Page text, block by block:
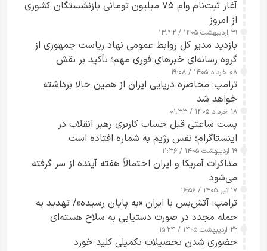
آغاز ثبت‌نام وام ۷۵ میلیون تومانی بازنشستگان کشوری
از امروز
۲۹ اردیبهشت ۱۴۰۵ / ۱۳:۴۲
بازدید مدیر کل روابط عمومی نهاد ریاست جمهوری از
گروه رسانه‌ای خبرهای فوری مهم؛ تأکید بر نقش
رسانه‌های هوشمند و مسئول در ارتقای آگاهی عمومی
۰۸ خرداد ۱۴۰۵ / ۱۹:۰۸
ترامپ: محاصره دریایی ایران از همین حالا برداشته
خواهد شد
۱۸ خرداد ۱۴۰۵ / ۰۱:۳۳
پست ساعتی قبل حساب کاربری رهبر انقلاب در
اینستاگرام؛ نفس رژیم به شماره افتاده است​
۱۹ اردیبهشت ۱۴۰۵ / ۱۱:۳۶
مذاکرات آمریکا و ایران احتمالاً هفته آینده از سر گرفته
می‌شود
۱۷ تیر ۱۴۰۵ / ۱۶:۵۶
ترامپ: آتش‌بس با ایران «به پایان رسیده»/ تهدید به
حمله مجدد در صورت دستیابی به سلاح هسته‌ای
۲۲ اردیبهشت ۱۴۰۵ / ۱۵:۲۴
حضوری شدن تحصیلات تکمیلی کلید خورد